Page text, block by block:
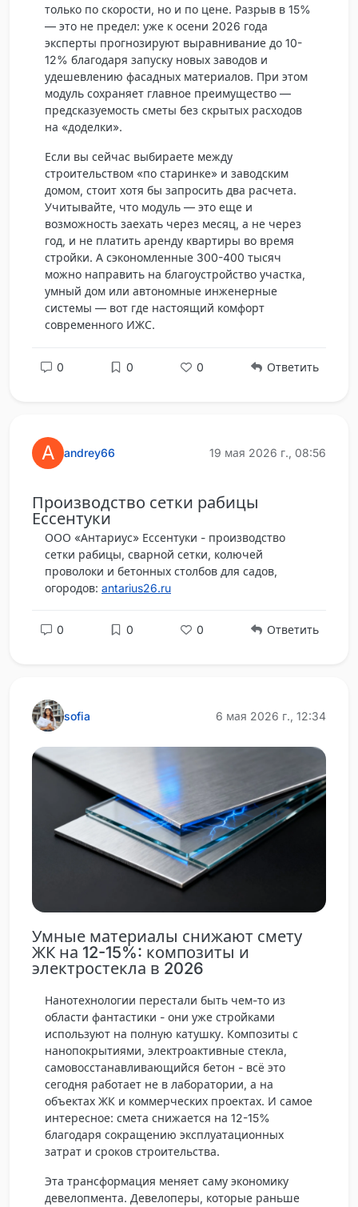
только по скорости, но и по цене. Разрыв в 15%
— это не предел: уже к осени 2026 года
эксперты прогнозируют выравнивание до 10-
12% благодаря запуску новых заводов и
удешевлению фасадных материалов. При этом
модуль сохраняет главное преимущество —
предсказуемость сметы без скрытых расходов
на «доделки».
Если вы сейчас выбираете между
строительством «по старинке» и заводским
домом, стоит хотя бы запросить два расчета.
Учитывайте, что модуль — это еще и
возможность заехать через месяц, а не через
год, и не платить аренду квартиры во время
стройки. А сэкономленные 300-400 тысяч
можно направить на благоустройство участка,
умный дом или автономные инженерные
системы — вот где настоящий комфорт
современного ИЖС.
0 0 0 Ответить
A andrey66 19 мая 2026 г., 08:56
Производство сетки рабицы
Ессентуки
ООО «Антариус» Ессентуки - производство
сетки рабицы, сварной сетки, колючей
проволоки и бетонных столбов для садов,
огородов: antarius26.ru
0 0 0 Ответить
sofia 6 мая 2026 г., 12:34
Умные материалы снижают смету
ЖК на 12-15%: композиты и
электростекла в 2026
Нанотехнологии перестали быть чем-то из
области фантастики - они уже стройками
используют на полную катушку. Композиты с
нанопокрытиями, электроактивные стекла,
самовосстанавливающийся бетон - всё это
сегодня работает не в лаборатории, а на
объектах ЖК и коммерческих проектах. И самое
интересное: смета снижается на 12-15%
благодаря сокращению эксплуатационных
затрат и сроков строительства.
Эта трансформация меняет саму экономику
девелопмента. Девелоперы, которые раньше